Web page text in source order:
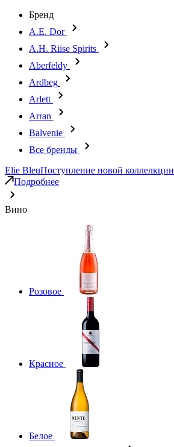
Бренд
A.E. Dor
A.H. Riise Spirits
Aberfeldy
Ardbeg
Arlett
Arran
Balvenie
Все бренды
Elie BleuПоступление новой коллелкции
Подробнее
Вино
Розовое
Красное
Белое